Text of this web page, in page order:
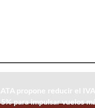
IATA propone reducir el IVA
5% para impulsar vuelos